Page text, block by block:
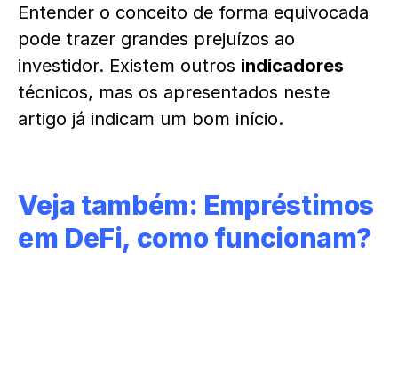
Entender o conceito de forma equivocada
pode trazer grandes prejuízos ao
investidor. Existem outros indicadores
técnicos, mas os apresentados neste
artigo já indicam um bom início.
Veja também: Empréstimos
em DeFi, como funcionam?